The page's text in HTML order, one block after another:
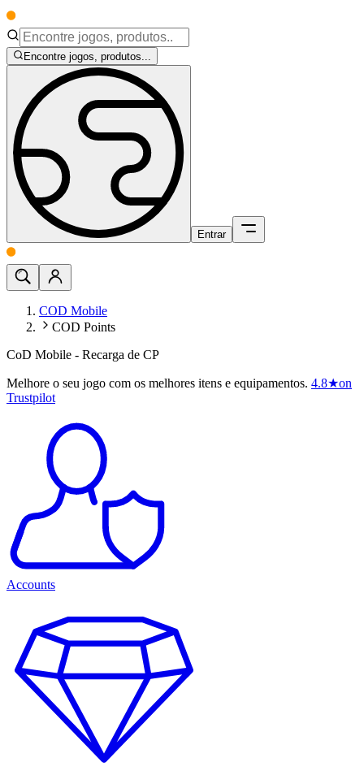
Encontre jogos, produtos...
Entrar
COD Mobile
COD Points
CoD Mobile - Recarga de CP
Melhore o seu jogo com os melhores itens e equipamentos. 4.8★on
Trustpilot
Accounts